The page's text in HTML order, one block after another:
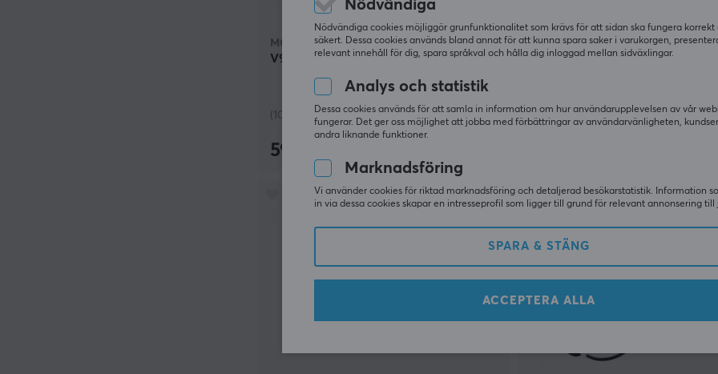
MCHOSE
V9 Pro Trådlöst Headset - Svart
(10)
599 kr
ATK
N9 Ultra Trådlöst Gaming
(2)
Nödvändiga
Nödvändiga cookies möjliggör grunfunktionalitet som krävs för att sidan ska fungera korrekt
säkert. Dessa cookies används bland annat för att kunna spara saker i varukorgen,
relevant innehåll för dig, spara språkval och hålla dig inloggad mellan sidväxlingar.
Analys och statistik
Dessa cookies används för att samla in information om hur användarupplevelsen av vår
fungerar. Det ger oss möjlighet att jobba med förbättringar av användarvänligheten,
andra liknande funktioner.
Marknadsföring
Vi använder cookies för riktad marknadsföring och detaljerad besökarstatistik. Information
in via dessa cookies skapar en intresseprofil som ligger till grund för relevant annonsering till
SPARA & STÄNG
ACCEPTERA ALLA